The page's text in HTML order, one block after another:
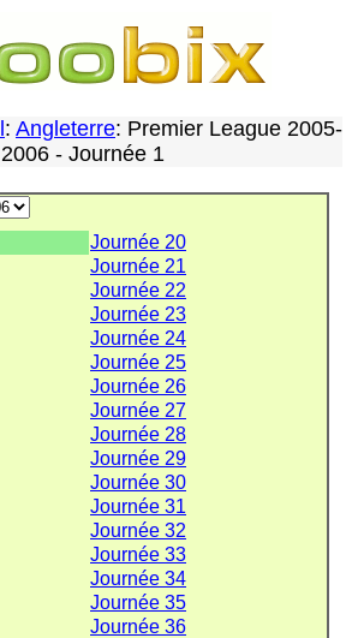
: Angleterre: Premier League 2005-
2006 - Journée 1
Journée 20
Journée 21
Journée 22
Journée 23
Journée 24
Journée 25
Journée 26
Journée 27
Journée 28
Journée 29
Journée 30
Journée 31
Journée 32
Journée 33
Journée 34
Journée 35
Journée 36